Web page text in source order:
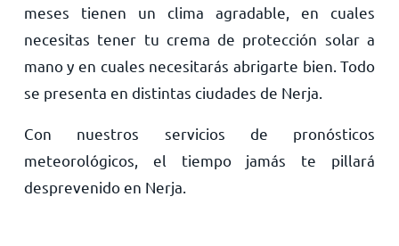
meses tienen un clima agradable, en cuales
necesitas tener tu crema de protección solar a
mano y en cuales necesitarás abrigarte bien. Todo
se presenta en distintas ciudades de Nerja.
Con nuestros servicios de pronósticos
meteorológicos, el tiempo jamás te pillará
desprevenido en Nerja.